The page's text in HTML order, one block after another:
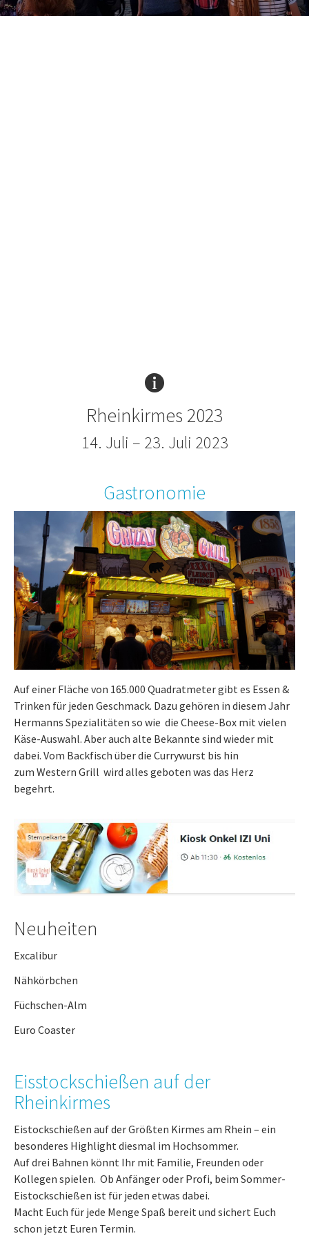
Rheinkirmes 2023
14. Juli – 23. Juli 2023
Gastronomie
Auf einer Fläche von 165.000 Quadratmeter gibt es Essen &
Trinken für jeden Geschmack. Dazu gehören in diesem Jahr
Hermanns Spezialitäten so wie die Cheese-Box mit vielen
Käse-Auswahl. Aber auch alte Bekannte sind wieder mit
dabei. Vom Backfisch über die Currywurst bis hin
zum Western Grill wird alles geboten was das Herz
begehrt.
Neuheiten
Excalibur
Nähkörbchen
Füchschen-Alm
Euro Coaster
Eisstockschießen auf der
Rheinkirmes
Eistockschießen auf der Größten Kirmes am Rhein – ein
besonderes Highlight diesmal im Hochsommer.
Auf drei Bahnen könnt Ihr mit Familie, Freunden oder
Kollegen spielen. Ob Anfänger oder Profi, beim Sommer-
Eistockschießen ist für jeden etwas dabei.
Macht Euch für jede Menge Spaß bereit und sichert Euch
schon jetzt Euren Termin.